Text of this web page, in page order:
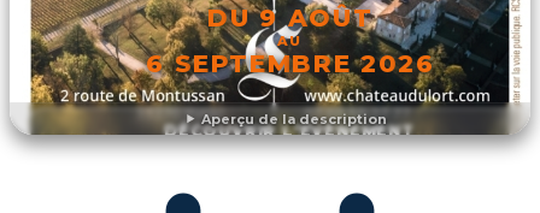
Aperçu de la description
DU 9 AOÛT
AU
6 SEPTEMBRE 2026
DÉCOUVRIR L'ÉVÉNEMENT